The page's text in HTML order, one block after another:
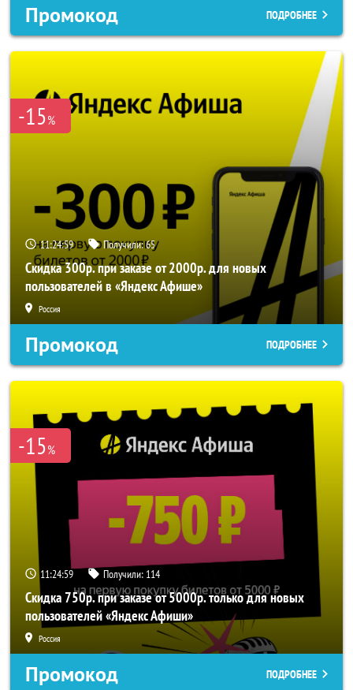
Промокод ПОДРОБНЕЕ
-15%
11:24:56 Получили:65
Скидка 300р. при заказе от 2000р. для новых
пользователей в «Яндекс Афише»
Россия
Промокод ПОДРОБНЕЕ
-15%
11:24:56 Получили: 114
Скидка 750р. при заказе от 5000р. только для новых
пользователей «Яндекс Афиши»
Россия
Промокод ПОДРОБНЕЕ